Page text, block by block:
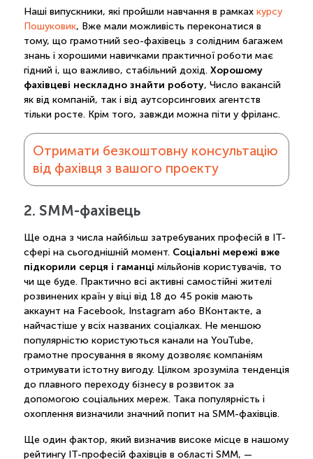
Наші випускники, які пройшли навчання в рамках курсу
Пошуковик, Вже мали можливість переконатися в
тому, що грамотний seo-фахівець з солідним багажем
знань і хорошими навичками практичної роботи має
гідний і, що важливо, стабільний дохід. Хорошому
фахівцеві нескладно знайти роботу, Число вакансій
як від компаній, так і від аутсорсингових агентств
тільки росте. Крім того, завжди можна піти у фріланс.
Отримати безкоштовну консультацію
від фахівця з вашого проекту
2. SMM-фахівець
Ще одна з числа найбільш затребуваних професій в IT-
сфері на сьогоднішній момент. Соціальні мережі вже
підкорили серця і гаманці мільйонів користувачів, то
чи ще буде. Практично всі активні самостійні жителі
розвинених країн у віці від 18 до 45 років мають
аккаунт на Facebook, Instagram або ВКонтакте, а
найчастіше у всіх названих соціалках. Не меншою
популярністю користуються канали на YouTube,
грамотне просування в якому дозволяє компаніям
отримувати істотну вигоду. Цілком зрозуміла тенденція
до плавного переходу бізнесу в розвиток за
допомогою соціальних мереж. Така популярність і
охоплення визначили значний попит на SMM-фахівців.
Ще один фактор, який визначив високе місце в нашому
рейтингу IT-професій фахівців в області SMM, —